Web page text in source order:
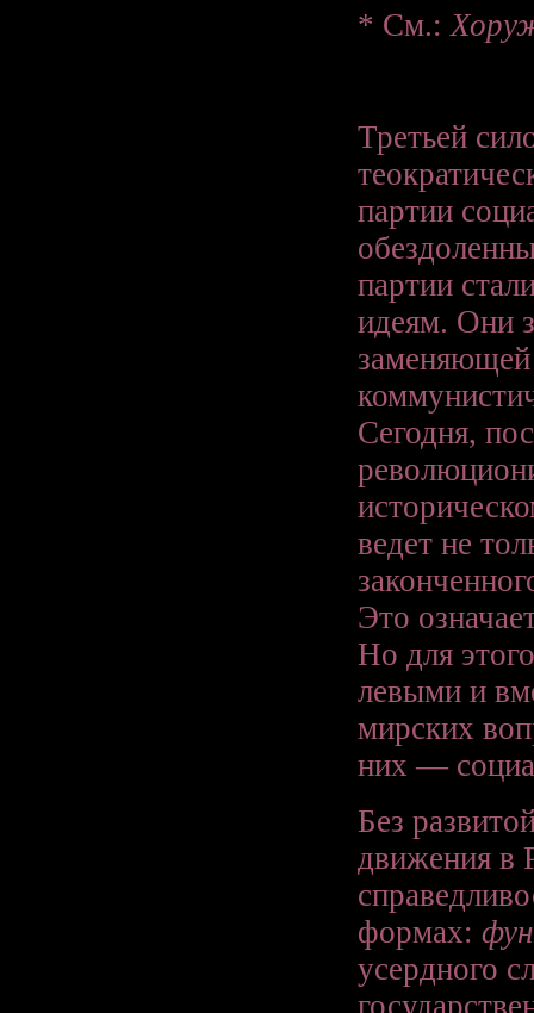
* См.:
Третьей
партии
партии
идеям. Они
заменяющей
Сегодня,
ведет не
Это
Но для
левыми и
мирских
них —
Без
движения в
формах:
усердного